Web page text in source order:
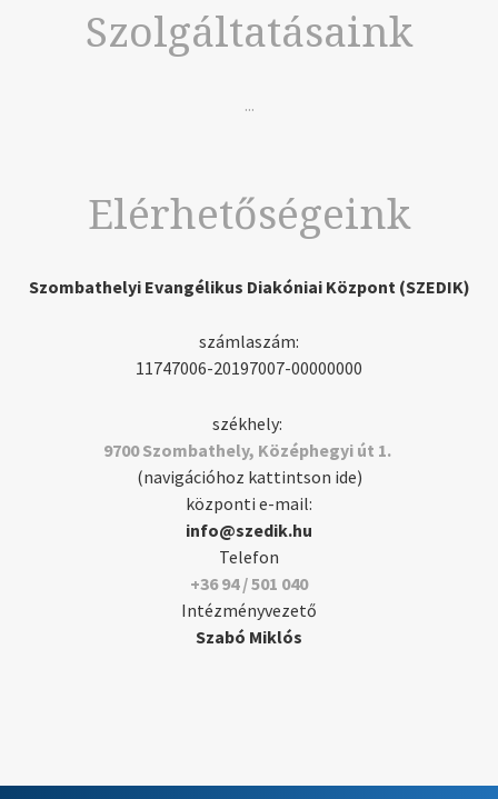
Szolgáltatásaink
...
Elérhetőségeink
Szombathelyi Evangélikus Diakóniai Központ (SZEDIK)
számlaszám:
11747006-20197007-00000000
székhely:
9700 Szombathely, Középhegyi út 1.
(navigációhoz kattintson ide)
központi e-mail:
info@szedik.hu
Telefon
+36 94 / 501 040
Intézményvezető
Szabó Miklós